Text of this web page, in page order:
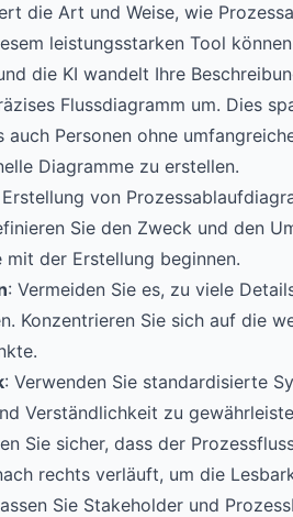
die Art und Weise, wie
leistungsstarken Tool
die KI wandelt Ihre
Flussdiagramm um. Dies
Personen ohne
Diagramme zu erstellen.
von
Sie den Zweck und den
mit der Erstellung beginnen.
: Vermeiden Sie es, zu viele
Konzentrieren Sie sich auf die
: Verwenden Sie standardisierte
Verständlichkeit zu
Sie sicher, dass der
rechts verläuft, um die
Sie Stakeholder und